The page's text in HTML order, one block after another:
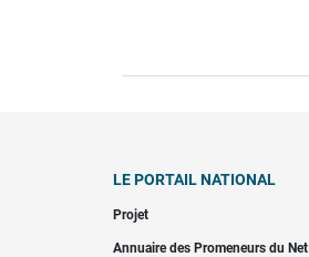
LE PORTAIL NATIONAL
Projet
Annuaire des Promeneurs du Net